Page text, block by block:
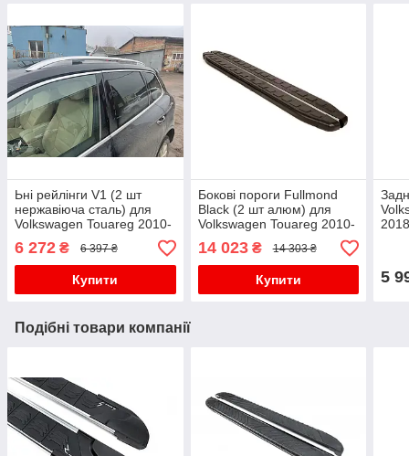
Ьні рейлінги V1 (2 шт
нержавіюча сталь) для
Volkswagen Touareg 2010-
2018 рр
6 272 ₴ 6 397 ₴
Купити
Бокові пороги Fullmond
Black (2 шт алюм) для
Volkswagen Touareg 2010-
2018 рр
14 023₴ 14 303 ₴
Купити 5
Подібні товари компанії